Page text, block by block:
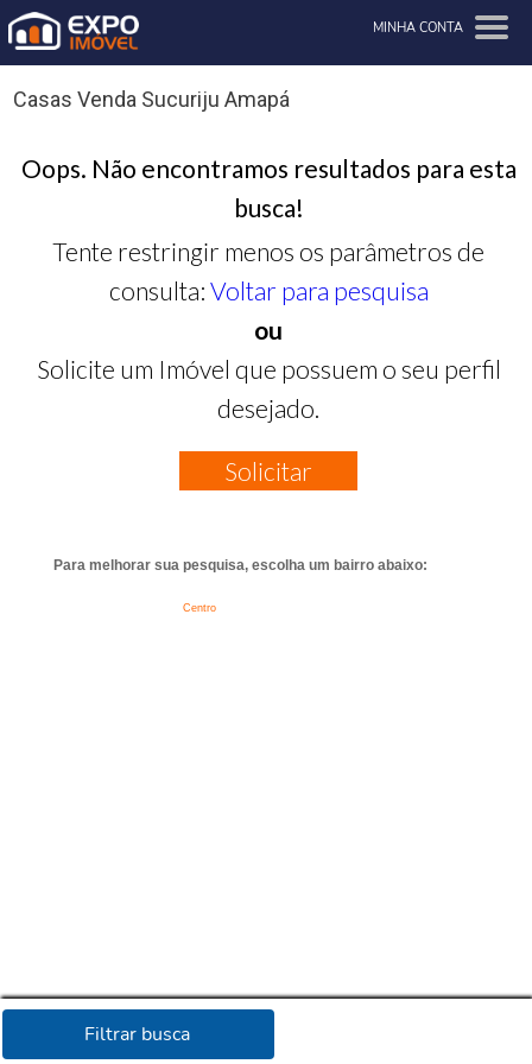
MINHA CONTA
Filtrar busca
Casas Venda Sucuriju Amapá
Oops. Não encontramos resultados para esta
busca!
Tente restringir menos os parâmetros de
consulta: Voltar para pesquisa
ou
Solicite um Imóvel que possuem o seu perfil
desejado.
Solicitar
Para melhorar sua pesquisa, escolha um bairro abaixo:
Centro